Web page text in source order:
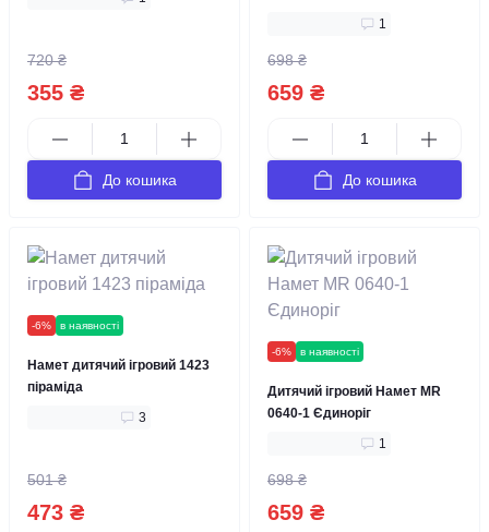
720 ₴
355 ₴
До кошика
1
698 ₴
659 ₴
До кошика
-6% в наявності
Намет дитячий ігровий 1423
піраміда
3
501 ₴
473 ₴
-6% в наявності
Дитячий ігровий Намет MR
0640-1 Єдиноріг
1
698 ₴
659 ₴